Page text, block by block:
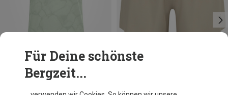
Du sparst 45%
Für Deine schönste
Bergzeit...